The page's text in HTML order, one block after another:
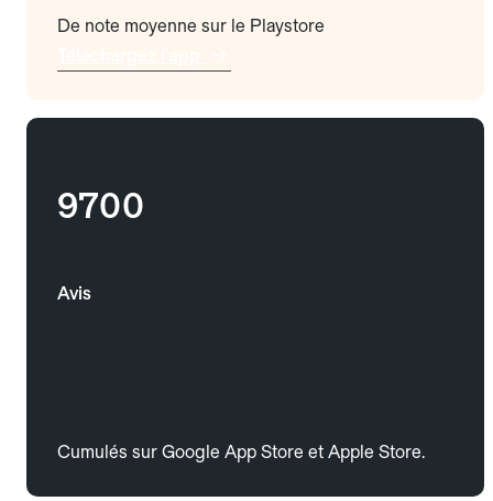
De note moyenne sur le Playstore
9700
Avis
Cumulés sur Google App Store et Apple Store.